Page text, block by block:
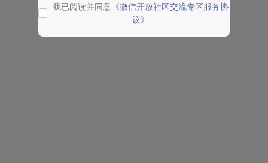
我已阅读并同意 《微信开放社区交流专区服务协
议》